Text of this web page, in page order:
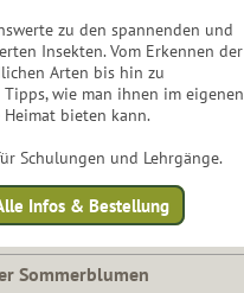
zu den spannenden und
Insekten. Vom Erkennen der
Arten bis hin zu
wie man ihnen im eigenen
Heimat bieten kann.
Schulungen und Lehrgänge.
Infos & Bestellung
Sommerblumen